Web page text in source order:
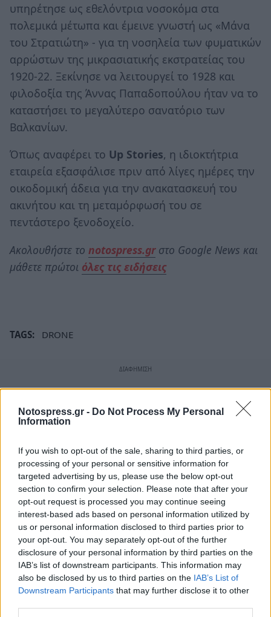
Notospress.gr - Do Not Process My Personal
Information
If you wish to opt-out of the sale, sharing to third parties, or
processing of your personal or sensitive information for
targeted advertising by us, please use the below opt-out
section to confirm your selection. Please note that after your
opt-out request is processed you may continue seeing
interest-based ads based on personal information utilized by
us or personal information disclosed to third parties prior to
your opt-out. You may separately opt-out of the further
disclosure of your personal information by third parties on the
IAB’s list of downstream participants. This information may
also be disclosed by us to third parties on the IAB’s List of
Downstream Participants that may further disclose it to other
υπηρέτησε ως εθελόντρια νοσοκόμα στα
πολεμικά μέτωπα και έμεινε γνωστή ως «Μάνα
του Στρατιώτη» - για τη νοσηλεία των φυµατικών
αρρώστων της μικρασιατικής εκστρατείας του
1920-22. Ξεκίνησε να λειτουργεί το 1928 και
φιλοδοξία της Άννας Παπαδοπούλου ήταν να το
καταστήσει το μεγαλύτερο σανατόριο των
Βαλκανίων.
Όπως αναφέρει το Up Stories, η ιδιοκτήτρια
εταιρεία εξασφάλισε πριν από λίγες ημέρες την
οικοδομική άδεια για την ανακατασκευή του
ακινήτου και τη μεταμόρφωσή του σε
πεντάστερο ξενοδοχείο.
Ακολουθήστε το notospress.grστο Google News και
μάθετε πρώτοι όλες τις ειδήσεις
TAGS: DRONE